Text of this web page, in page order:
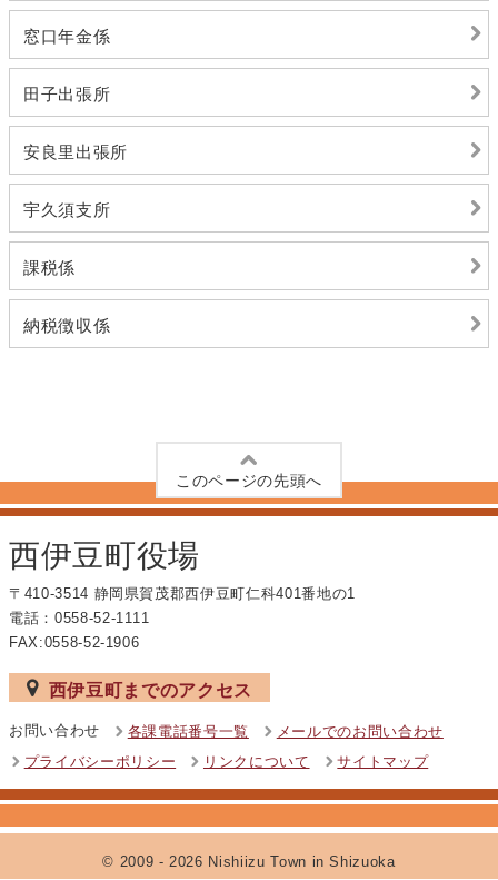
窓口年金係
田子出張所
安良里出張所
宇久須支所
課税係
納税徴収係
このページの先頭へ
西伊豆町役場
〒410-3514 静岡県賀茂郡西伊豆町仁科401番地の1
電話：0558-52-1111
FAX:0558-52-1906
西伊豆町までのアクセス
お問い合わせ 各課電話番号一覧
メールでのお問い合わせ
プライバシーポリシー
リンクについて サイトマップ
© 2009 - 2026 Nishiizu Town in Shizuoka